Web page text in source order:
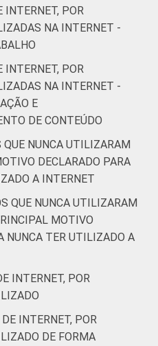
de 1 SM até 2
SM
de 2 SM até 3
SM
de 3 SM até 5
SM
5 SM até 10
de 10 SM
Não sabe
respondeu
INTERNET, POR
NA INTERNET -
INTERNET, POR
NA INTERNET -
E
DE CONTEÚDO
NUNCA UTILIZARAM
DECLARADO PARA
A INTERNET
QUE NUNCA UTILIZARAM
MOTIVO
NUNCA TER UTILIZADO A
INTERNET, POR
INTERNET, POR
DE FORMA